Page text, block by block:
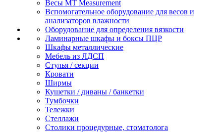
Весы MT Measurement
Вспомогательное оборудование для весов и
анализаторов влажности
Оборудование для определения вязкости
Ламинарные шкафы и боксы ПЦР
Шкафы металлические
Мебель из ЛДСП
Стулья / секции
Кровати
Ширмы
Кушетки / диваны / банкетки
Тумбочки
Тележки
Стеллажи
Столики процедурные, стоматолога